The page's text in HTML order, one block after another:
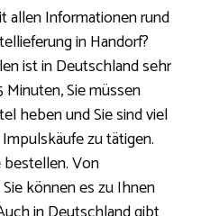
allen Informationen rund
in Handorf?
ist in Deutschland sehr
Sie müssen
heben und Sie sind viel
zu tätigen.
Von
können es zu Ihnen